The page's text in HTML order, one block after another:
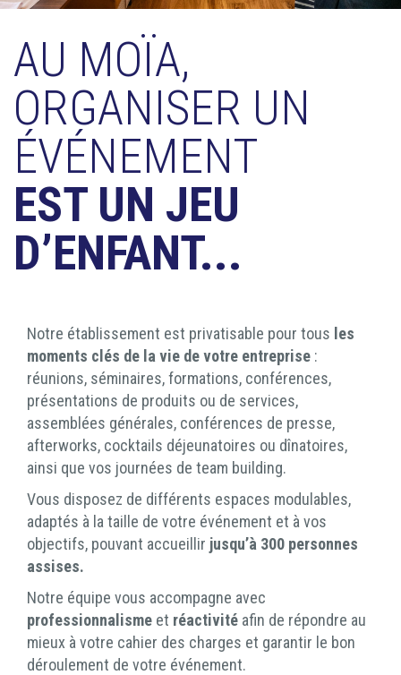
AU MOÏA,
ORGANISER UN
ÉVÉNEMENT
EST UN JEU
D’ENFANT...
Notre établissement est privatisable pour tous les
moments clés de la vie de votre entreprise :
réunions, séminaires, formations, conférences,
présentations de produits ou de services,
assemblées générales, conférences de presse,
afterworks, cocktails déjeunatoires ou dînatoires,
ainsi que vos journées de team building.
Vous disposez de différents espaces modulables,
adaptés à la taille de votre événement et à vos
objectifs, pouvant accueillir jusqu’à 300 personnes
assises.
Notre équipe vous accompagne avec
professionnalisme et réactivité afin de répondre au
mieux à votre cahier des charges et garantir le bon
déroulement de votre événement.